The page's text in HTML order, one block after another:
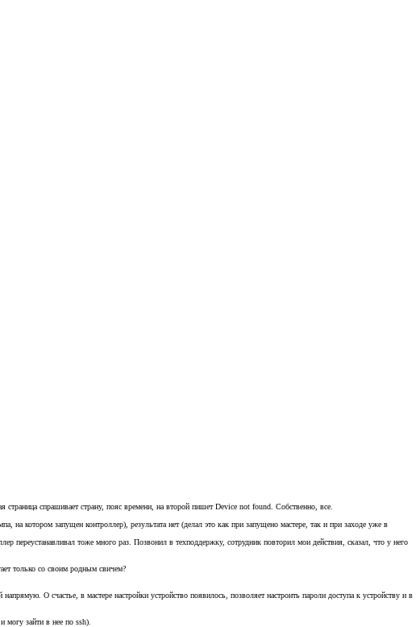
страница спрашивает страну, пояс времени, на второй пишет Device not found. Собственно, все.
на котором запущен контроллер), результата нет (делал это как при запущено мастере, так и при заходе уже в
переустанавливал тоже много раз. Позвонил в техподдержку, сотрудник повторил мои действия, сказал, что у него
только со своим родным свичем?
О счастье, в мастере настройки устройство появилось, позволяет настроить пароли доступа к устройству и в
зайти в нее по ssh).